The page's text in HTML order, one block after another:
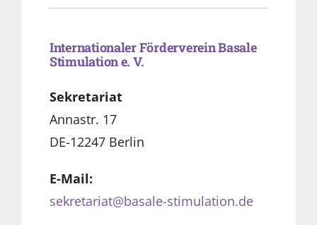
Internationaler Förderverein Basale
Stimulation e. V.
Sekretariat
Annastr. 17
DE-12247 Berlin
E-Mail:
sekretariat@basale-stimulation.de